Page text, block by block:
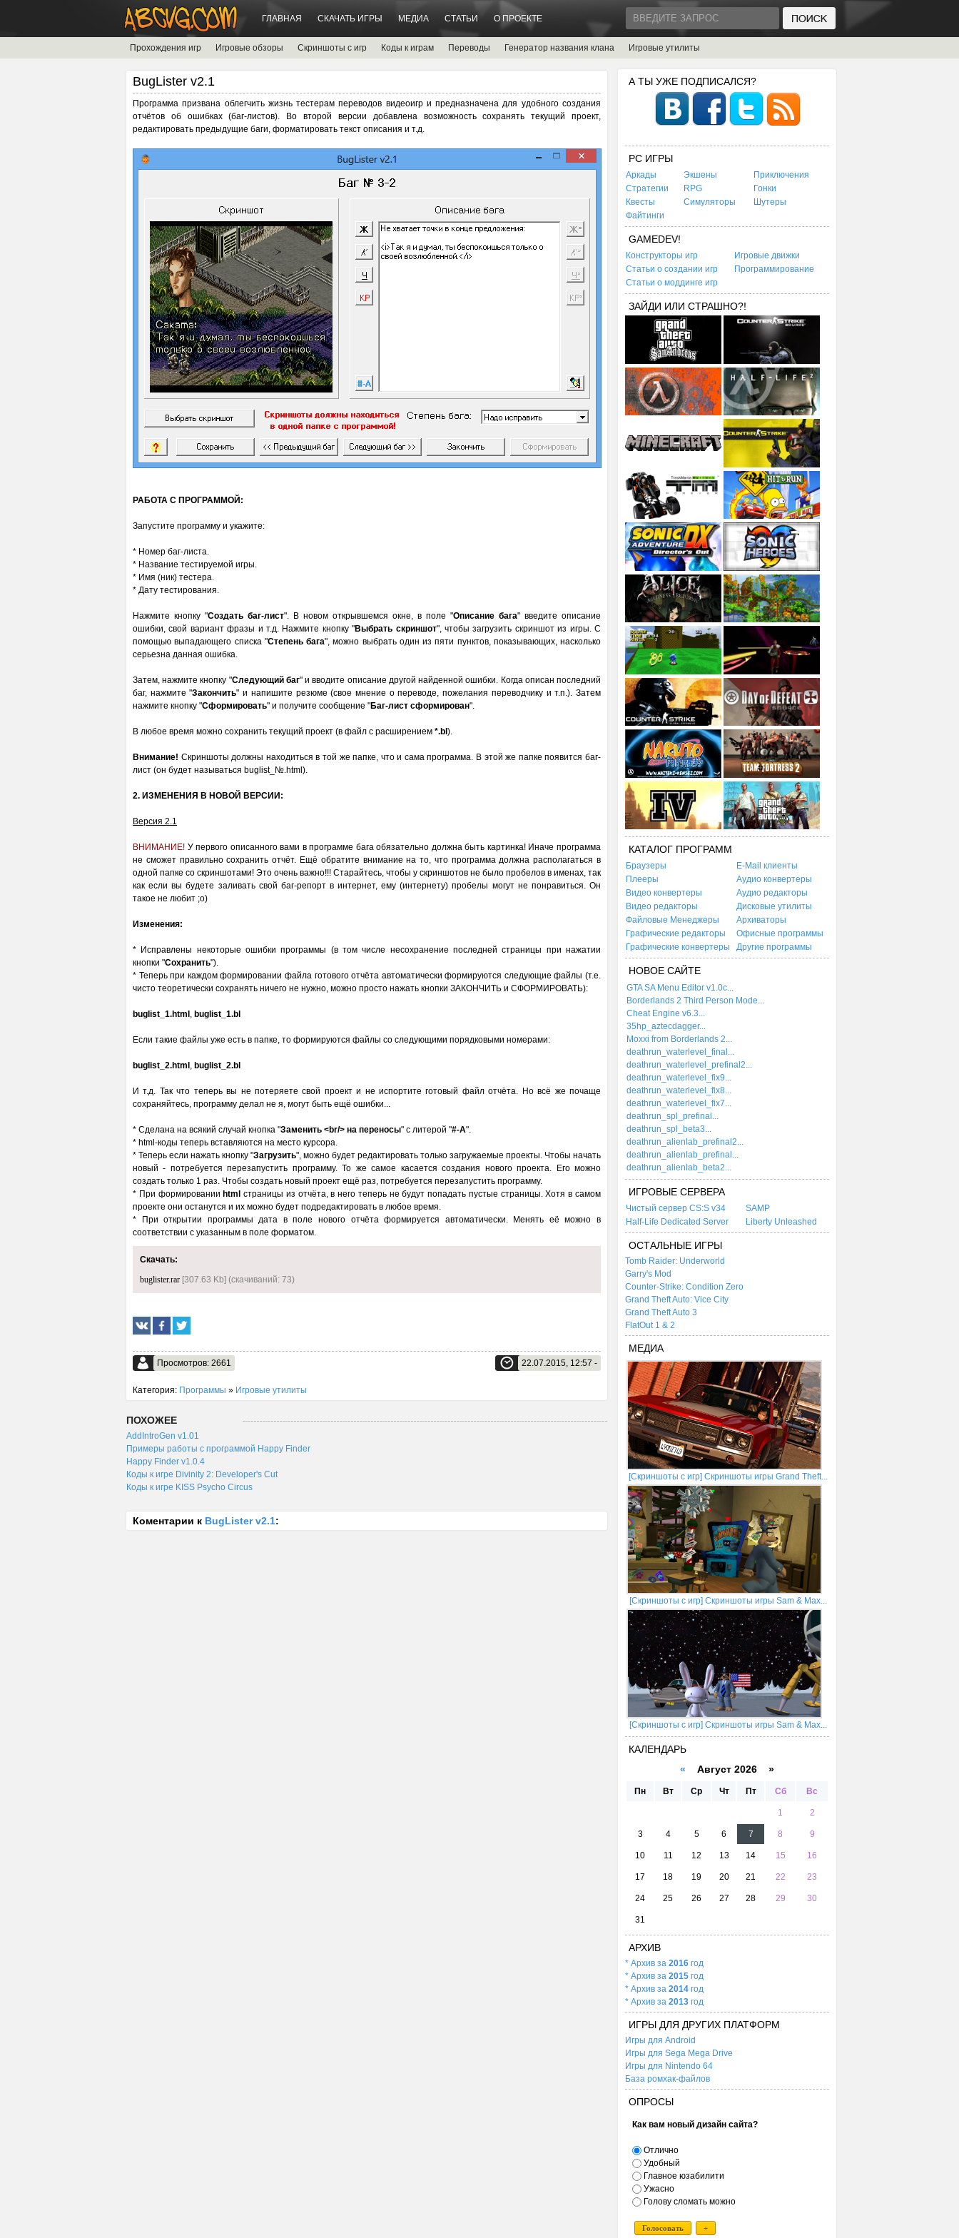
ГЛАВНАЯ СКАЧАТЬ ИГРЫ МЕДИА СТАТЬИ О ПРОЕКТЕ
Прохождения игр Игровые обзоры Скриншоты с игр Коды к играм Переводы Генератор названия клана Игровые утилиты
BugLister v2.1
Программа призвана облегчить жизнь тестерам переводов видеоигр и предназначена для удобного создания
отчётов об ошибках (баг-листов). Во второй версии добавлена возможность сохранять текущий проект,
редактировать предыдущие баги, форматировать текст описания и т.д.
РАБОТА С ПРОГРАММОЙ:
Запустите программу и укажите:
* Номер баг-листа.
* Название тестируемой игры.
* Имя (ник) тестера.
* Дату тестирования.
Нажмите кнопку "Создать баг-лист". В новом открывшемся окне, в поле "Описание бага" введите описание
ошибки, свой вариант фразы и т.д. Нажмите кнопку "Выбрать скриншот", чтобы загрузить скриншот из игры. С
помощью выпадающего списка "Степень бага", можно выбрать один из пяти пунктов, показывающих, насколько
серьезна данная ошибка.
Затем, нажмите кнопку "Следующий баг" и вводите описание другой найденной ошибки. Когда описан последний
баг, нажмите "Закончить" и напишите резюме (свое мнение о переводе, пожелания переводчику и т.п.). Затем
нажмите кнопку "Сформировать" и получите сообщение "Баг-лист сформирован".
В любое время можно сохранить текущий проект (в файл с расширением *.bl ).
Внимание! Скриншоты должны находиться в той же папке, что и сама программа. В этой же папке появится баг-
лист (он будет называться buglist_№.html).
2. ИЗМЕНЕНИЯ В НОВОЙ ВЕРСИИ:
Версия 2.1
ВНИМАНИЕ! У первого описанного вами в программе бага обязательно должна быть картинка! Иначе программа
не сможет правильно сохранить отчёт. Ещё обратите внимание на то, что программа должна располагаться в
одной папке со скриншотами! Это очень важно!!! Старайтесь, чтобы у скриншотов не было пробелов в именах, так
как если вы будете заливать свой баг-репорт в интернет, ему (интернету) пробелы могут не понравиться. Он
такое не любит ;о)
Изменения:
* Исправлены некоторые ошибки программы (в том числе несохранение последней страницы при нажатии
кнопки "Сохранить").
* Теперь при каждом формировании файла готового отчёта автоматически формируются следующие файлы (т.е.
чисто теоретически сохранять ничего не нужно, можно просто нажать кнопки ЗАКОНЧИТЬ и СФОРМИРОВАТЬ):
buglist_1.html , buglist_1.bl
Если такие файлы уже есть в папке, то формируются файлы со следующими порядковыми номерами:
buglist_2.html , buglist_2.bl
И т.д. Так что теперь вы не потеряете свой проект и не испортите готовый файл отчёта. Но всё же почаще
сохраняйтесь, программу делал не я, могут быть ещё ошибки...
* Сделана на всякий случай кнопка "Заменить <br/> на переносы" с литерой "#-А".
* html-коды теперь вставляются на место курсора.
* Теперь если нажать кнопку "Загрузить", можно будет редактировать только загружаемые проекты. Чтобы начать
новый - потребуется перезапустить программу. То же самое касается создания нового проекта. Его можно
создать только 1 раз. Чтобы создать новый проект ещё раз, потребуется перезапустить программу.
* При формировании html страницы из отчёта, в него теперь не будут попадать пустые страницы. Хотя в самом
проекте они останутся и их можно будет подредактировать в любое время.
* При открытии программы дата в поле нового отчёта формируется автоматически. Менять её можно в
соответствии с указанным в поле форматом.
Скачать:
buglister.rar [307.63 Kb] (cкачиваний: 73)
Просмотров: 2661 22.07.2015, 12:57 -
Категория: Программы » Игровые утилиты
ПОХОЖЕЕ
AddIntroGen v1.01
Примеры работы с программой Happy Finder
Happy Finder v1.0.4
Коды к игре Divinity 2: Developer's Cut
Коды к игре KISS Psycho Circus
Коментарии к BugLister v2.1:
А ТЫ УЖЕ ПОДПИСАЛСЯ?
PC ИГРЫ
Аркады Экшены
Приключения
Стратегии
RPG
Гонки
Квесты
Симуляторы
Шутеры
Файтинги
GAMEDEV!
Конструкторы игр
Игровые движки
Статьи о создании игр
Программирование
Статьи о моддинге игр
ЗАЙДИ ИЛИ СТРАШНО?!
КАТАЛОГ ПРОГРАММ
Браузеры
E-Mail клиенты
Плееры
Аудио конвертеры
Видео конвертеры
Аудио редакторы
Видео редакторы
Дисковые утилиты
Файловые Менеджеры
Архиваторы
Графические редакторы
Офисные программы
Графические конвертеры
Другие программы
НОВОЕ САЙТЕ
GTA SA Menu Editor v1.0c...
Borderlands 2 Third Person Mode...
Cheat Engine v6.3...
35hp_aztecdagger...
Moxxi from Borderlands 2...
deathrun_waterlevel_final...
deathrun_waterlevel_prefinal2...
deathrun_waterlevel_fix9...
deathrun_waterlevel_fix8...
deathrun_waterlevel_fix7...
deathrun_spl_prefinal...
deathrun_spl_beta3...
deathrun_alienlab_prefinal2...
deathrun_alienlab_prefinal...
deathrun_alienlab_beta2...
ИГРОВЫЕ СЕРВЕРА
Чистый сервер CS:S v34
SAMP
Half-Life Dedicated Server
Liberty Unleashed
ОСТАЛЬНЫЕ ИГРЫ
Tomb Raider: Underworld
Garry's Mod
Counter-Strike: Condition Zero
Grand Theft Auto: Vice City
Grand Theft Auto 3
FlatOut 1 & 2
МЕДИА
[Скриншоты с игр] Скриншоты игры Grand Theft...
[Скриншоты с игр] Скриншоты игры Sam & Max...
[Скриншоты с игр] Скриншоты игры Sam & Max...
КАЛЕНДАРЬ
« Август 2026 »
Пн Вт Ср Чт Пт Сб Вс
1 2
3 4 5 6 7 8 9
10 11 12 13 14 15 16
17 18 19 20 21 22 23
24 25 26 27 28 29 30
31
АРХИВ
* Архив за 2016 год
* Архив за 2015 год
* Архив за 2014 год
* Архив за 2013 год
ИГРЫ ДЛЯ ДРУГИХ ПЛАТФОРМ
Игры для Android
Игры для Sega Mega Drive
Игры для Nintendo 64
База ромхак-файлов
ОПРОСЫ
Как вам новый дизайн сайта?
Отлично
Удобный
Главное юзабилити
Ужасно
Голову сломать можно
Голосовать +